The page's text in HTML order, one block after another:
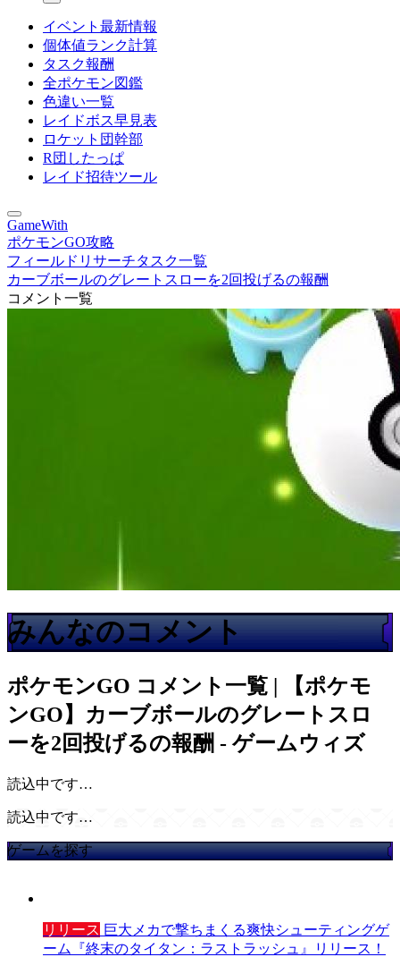
イベント最新情報
個体値ランク計算
タスク報酬
全ポケモン図鑑
色違い一覧
レイドボス早見表
ロケット団幹部
R団したっぱ
レイド招待ツール
GameWith
ポケモンGO攻略
フィールドリサーチタスク一覧
カーブボールのグレートスローを2回投げるの報酬
コメント一覧
みんなのコメント
ポケモンGO コメント一覧 | 【ポケモ
ンGO】カーブボールのグレートスロ
ーを2回投げるの報酬 - ゲームウィズ
読込中です…
読込中です…
ゲームを探す
リリース 巨大メカで撃ちまくる爽快シューティングゲ
ーム『終末のタイタン：ラストラッシュ』リリース！